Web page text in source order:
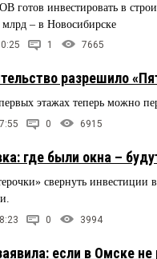
инвестировать в
– в Новосибирске
1 7665
разрешило
этажах теперь можно
0 6915
где были окна –
свернуть
0 3994
если в Омске